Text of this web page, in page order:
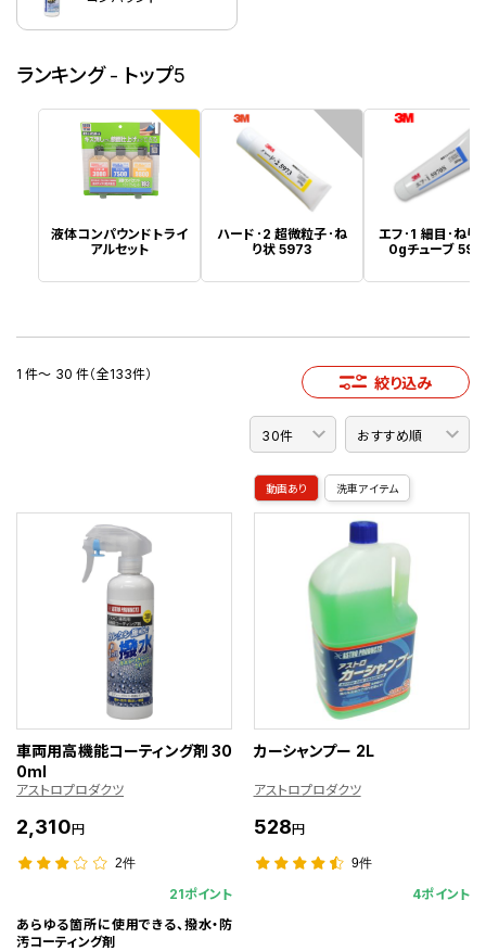
ランキング - トップ5
1
液体コンパウンドトライ
アルセット
2
ハード･2 超微粒子･ね
り状 5973
エフ･1 細目･ねり
0gチューブ
1 件～ 30 件（全133件） 絞り込み
車両用高機能コーティング剤 30
0ml
アストロプロダクツ
2,310円
2件
21ポイント
あらゆる箇所に使用できる、撥水・防
汚コーティング剤
動画あり 洗車アイテム
カーシャンプー 2L
アストロプロダクツ
528円
9件
4ポイント